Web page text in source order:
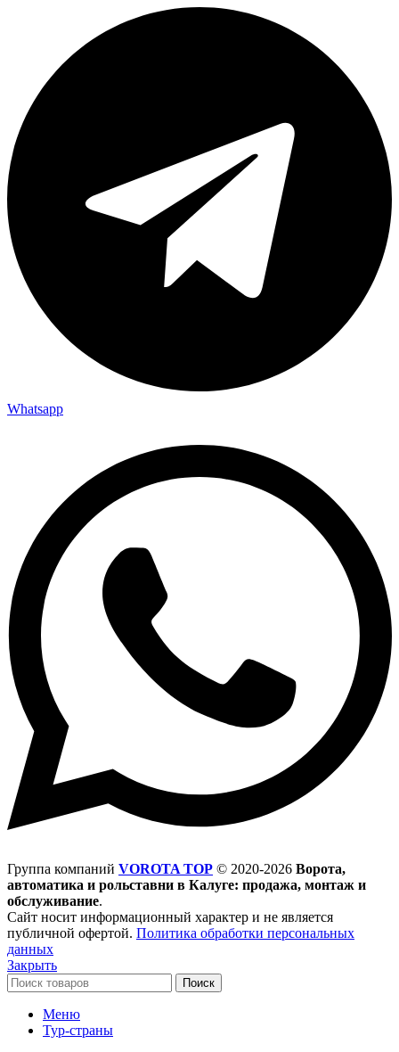
Whatsapp
Группа компаний VOROTA TOP © 2020-2026 Ворота,
автоматика и рольставни в Калуге: продажа, монтаж и
обслуживание.
Сайт носит информационный характер и не является
публичной офертой. Политика обработки персональных
данных
Закрыть
Поиск
Меню
Тур-страны